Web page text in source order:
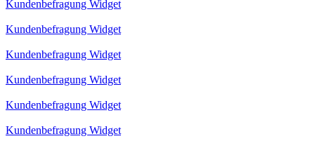
Kundenbefragung Widget
Kundenbefragung Widget
Kundenbefragung Widget
Kundenbefragung Widget
Kundenbefragung Widget
Kundenbefragung Widget